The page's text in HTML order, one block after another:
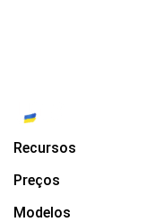
Recursos
Preços
Modelos